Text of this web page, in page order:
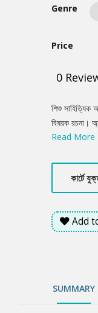
Genre
Price
0
Product
শিশু সাহিত্যিক
বিষয়ক রচনা।
প্রাকৃতিক
পাখিদের প্রতি
উদ্যোগ ও
উপন্যাসের
Read More
কার্টে
Add
SUMMARY